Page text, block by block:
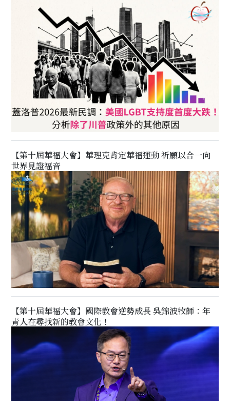
【第十屆華福大會】華理克肯定華福運動 祈願以合一向
世界見證福音
【第十屆華福大會】國際教會逆勢成長 吳錦波牧師：年
青人在尋找新的教會文化！